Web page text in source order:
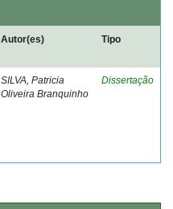
Autor(es) Tipo
SILVA, Patricia
Oliveira Branquinho
Dissertação